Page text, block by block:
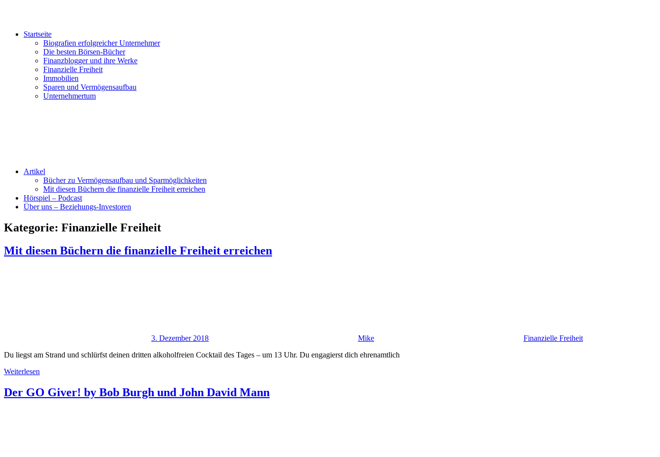
Startseite
Biografien erfolgreicher Unternehmer
Die besten Börsen-Bücher
Finanzblogger und ihre Werke
Finanzielle Freiheit
Immobilien
Sparen und Vermögensaufbau
Unternehmertum
Artikel
Bücher zu Vermögensaufbau und Sparmöglichkeiten
Mit diesen Büchern die finanzielle Freiheit erreichen
Hörspiel – Podcast
Über uns – Beziehungs-Investoren
Kategorie: Finanzielle Freiheit
Mit diesen Büchern die finanzielle Freiheit erreichen
3. Dezember 2018 Mike
Finanzielle Freiheit
Du liegst am Strand und schlürfst deinen dritten alkoholfreien Cocktail des Tages – um 13 Uhr. Du engagierst dich ehrenamtlich
Weiterlesen
Der GO Giver! by Bob Burgh und John David Mann